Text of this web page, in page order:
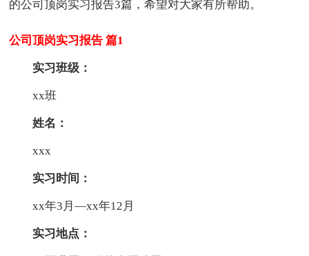
的公司顶岗实习报告3篇，希望对大家有所帮助。
公司顶岗实习报告 篇1
实习班级：
xx班
姓名：
xxx
实习时间：
xx年3月—xx年12月
实习地点：